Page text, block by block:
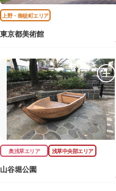
上野・御徒町エリア
東京都美術館
奥浅草エリア 浅草中央部エリア
山谷堀公園